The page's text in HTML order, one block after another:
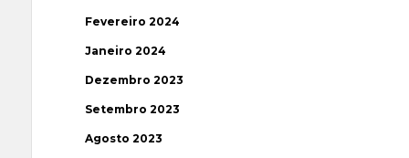
Fevereiro 2024
Janeiro 2024
Dezembro 2023
Setembro 2023
Agosto 2023